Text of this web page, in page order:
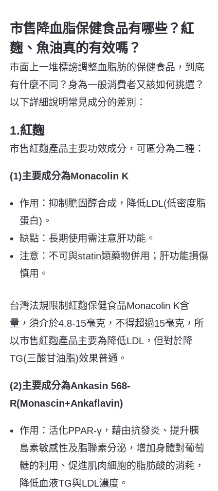
市售降血脂保健食品有哪些？紅
麴、魚油真的有效嗎？
市面上一堆標謗調整血脂肪的保健食品，到底
有什麼不同？ 身為一般消費者又該如何挑選？
以下詳細說明常見成分的差別：
1.紅麴
市售紅麴產品主要功效成分，可區分為二種：
(1)主要成分為Monacolin K
作用：抑制膽固醇合成，降低LDL(低密度脂
蛋白)。
缺點：長期使用需注意肝功能。
注意：不可與statin類藥物併用；肝功能損傷
慎用。
台灣法規限制紅麴保健食品Monacolin K含
量，須介於4.8-15毫克，不得超過15毫克，所
以市售紅麴產品主要為降低LDL，但對於降
TG(三酸甘油脂)效果普通。
(2)主要成分為Ankasin 568-
R(Monascin+Ankaflavin)
作用：活化PPAR-γ，藉由抗發炎、提升胰
島素敏感性及脂聯素分泌，增加身體對葡萄
糖的利用、促進肌肉細胞的脂肪酸的消耗，
降低血液TG與LDL濃度。